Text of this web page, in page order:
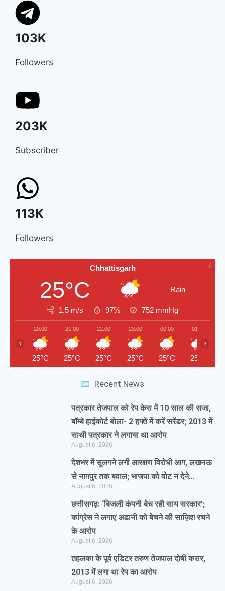
103K
Followers
203K
Subscriber
113K
Followers
Chhattisgarh
25°C Rain
1.5 m/s 97% 752 mmHg
20:00
25°C
21:00
25°C
22:00
25°C
23:00
25°C
00:00
25°C
01:00
25°C
‹ ›
Recent News
पत्रकार तेजपाल को रेप केस में 10 साल की सजा,
बॉम्बे हाईकोर्ट बोला- 2 हफ्ते में करें सरेंडर; 2013 में
साथी पत्रकार ने लगाया था आरोप
August 6, 2026
देशभर में सुलगने लगी आरक्षण विरोधी आग, लखनऊ
से नागपुर तक बवाल; भाजपा को वोट न देने…
August 6, 2026
छत्तीसगढ़: ‘बिजली कंपनी बेच रही साय सरकार’;
कांग्रेस ने लगाए अडानी को बेचने की साज़िश रचने
के आरोप
August 6, 2026
तहलका के पूर्व एडिटर तरुण तेजपाल दोषी करार,
2013 में लगा था रेप का आरोप
August 6, 2026